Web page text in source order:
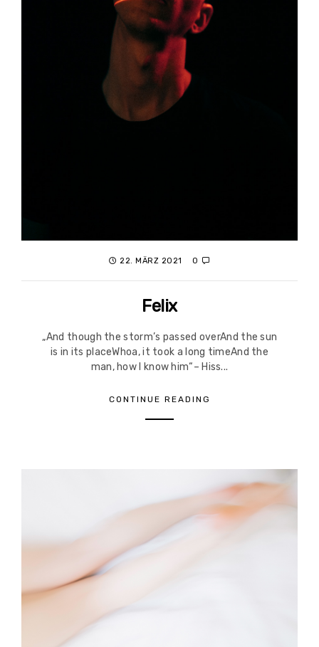
22. MÄRZ 2021 0
Felix
„And though the storm’s passed overAnd the sun
is in its placeWhoa, it took a long timeAnd the
man, how I know him“– Hiss...
CONTINUE READING